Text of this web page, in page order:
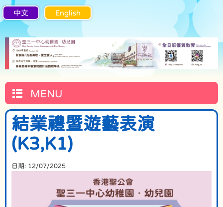
中文 English
MENU
結業禮暨遊藝表演
(K3,K1)
日期: 12/07/2025